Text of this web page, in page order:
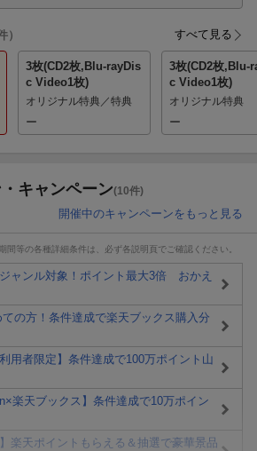
） すべて見る
3枚(CD2枚,Blu-rayDis
c Video1枚)
オリジナル特典／特典
ー
3枚(CD2枚,Blu-
c Video1枚)
オリジナル特典
ー
キャンペーン(10件)
開催中のキャンペーンをもっと見る
等の各種詳細条件は、必ず各説明頁でご確認ください。
ジャンル対象！ポイント最大3倍 おかえ
ての方！条件達成で楽天ブックス購入分
用者限定】条件達成で100万ポイント山
楽天ブックス】条件達成で10万ポイン
楽天ポイントもらえる＆抽選で豪華景品